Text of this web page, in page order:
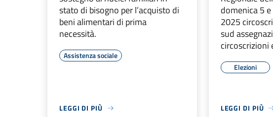
stato di bisogno per l’acquisto di
beni alimentari di prima
necessità.
Assistenza sociale
LEGGI DI PIÙ
domenica 5
2025
sud
circoscrizioni
Elezioni
LEGGI DI PIÙ